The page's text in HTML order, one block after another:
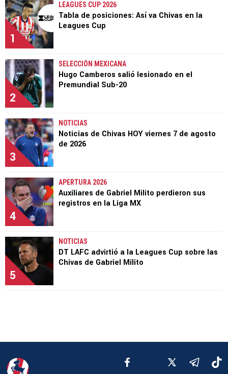
1
LEAGUES CUP 2026
Tabla de posiciones: Así va Chivas en la
Leagues Cup
2
SELECCIÓN MEXICANA
Hugo Camberos salió lesionado en el
Premundial Sub-20
3
NOTICIAS
Noticias de Chivas HOY viernes 7 de agosto
de 2026
4
APERTURA 2026
Auxiliares de Gabriel Milito perdieron sus
registros en la Liga MX
5
NOTICIAS
DT LAFC advirtió a la Leagues Cup sobre las
Chivas de Gabriel Milito